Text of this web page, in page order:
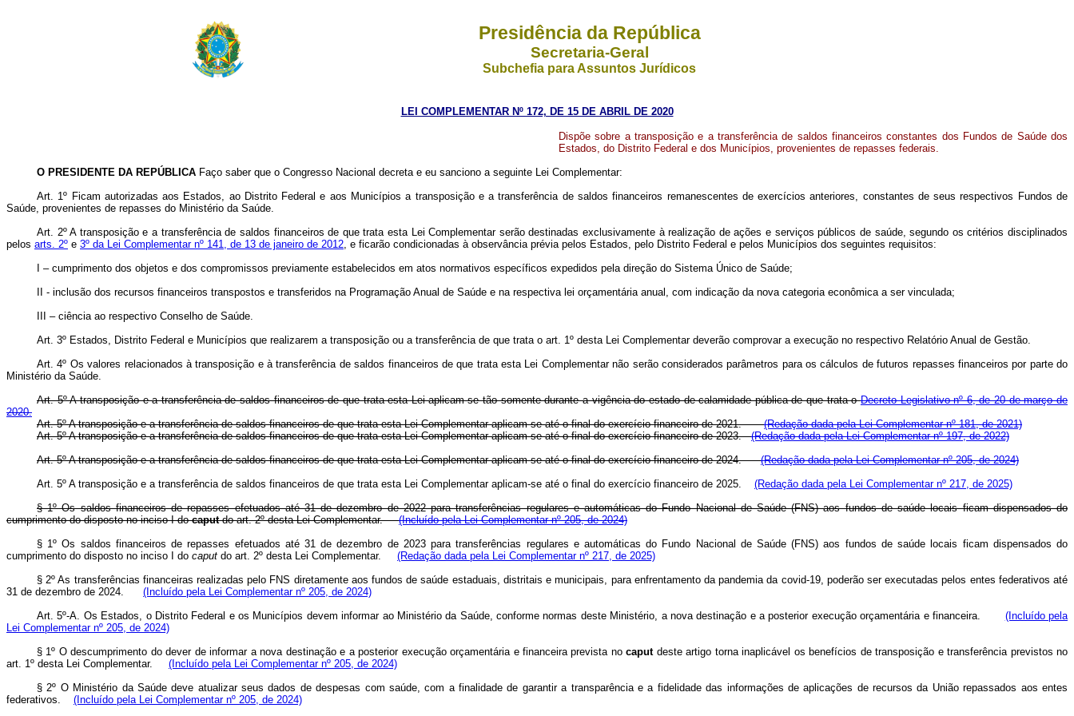
Presidência da República
Secretaria-Geral
Subchefia para Assuntos Jurídicos
LEI COMPLEMENTAR Nº 172, DE 15 DE ABRIL DE 2020
Dispõe sobre a transposição e a transferência de saldos financeiros constantes dos Fundos de Saúde dos
Estados, do Distrito Federal e dos Municípios, provenientes de repasses federais.
O PRESIDENTE DA REPÚBLICA Faço saber que o Congresso Nacional decreta e eu sanciono a seguinte Lei Complementar:
Art. 1º Ficam autorizadas aos Estados, ao Distrito Federal e aos Municípios a transposição e a transferência de saldos financeiros remanescentes de exercícios anteriores, constantes de seus respectivos Fundos de
Saúde, provenientes de repasses do Ministério da Saúde.
Art. 2º A transposição e a transferência de saldos financeiros de que trata esta Lei Complementar serão destinadas exclusivamente à realização de ações e serviços públicos de saúde, segundo os critérios disciplinados
pelos arts. 2º e 3º da Lei Complementar nº 141, de 13 de janeiro de 2012, e ficarão condicionadas à observância prévia pelos Estados, pelo Distrito Federal e pelos Municípios dos seguintes requisitos:
I – cumprimento dos objetos e dos compromissos previamente estabelecidos em atos normativos específicos expedidos pela direção do Sistema Único de Saúde;
II - inclusão dos recursos financeiros transpostos e transferidos na Programação Anual de Saúde e na respectiva lei orçamentária anual, com indicação da nova categoria econômica a ser vinculada;
III – ciência ao respectivo Conselho de Saúde.
Art. 3º Estados, Distrito Federal e Municípios que realizarem a transposição ou a transferência de que trata o art. 1º desta Lei Complementar deverão comprovar a execução no respectivo Relatório Anual de Gestão.
Art. 4º Os valores relacionados à transposição e à transferência de saldos financeiros de que trata esta Lei Complementar não serão considerados parâmetros para os cálculos de futuros repasses financeiros por parte do
Ministério da Saúde.
Art. 5º A transposição e a transferência de saldos financeiros de que trata esta Lei aplicam-se tão somente durante a vigência do estado de calamidade pública de que trata oDecreto Legislativo nº 6, de 20 de março de
2020.
Art. 5º A transposição e a transferência de saldos financeiros de que trata esta Lei Complementar aplicam-se até o final do exercício financeiro de 2021.(Redação dada pela Lei Complementar nº 181, de 2021)
Art. 5º A transposição e a transferência de saldos financeiros de que trataesta Lei Complementar aplicam-se até o final do exercício financeiro de 2023.(Redação dada pela Lei Complementar nº 197, de 2022)
Art. 5º A transposição e a transferência de saldos financeiros de que trata esta Lei Complementar aplicam-se até o final do exercício financeiro de 2024.(Redação dada pela Lei Complementar nº 205, de 2024)
Art. 5º A transposição e a transferência de saldos financeiros de que trata esta Lei Complementar aplicam-se até o final do exercício financeiro de 2025. (Redação dada pela Lei Complementar nº 217, de 2025)
§ 1º Os saldos financeiros de repasses efetuados até 31 de dezembro de 2022 para transferências regulares e automáticas do Fundo Nacional de Saúde (FNS) aos fundos de saúde locais ficam dispensados do
cumprimento do disposto no inciso I docaputdo art. 2º desta Lei Complementar.(Incluído pela Lei Complementar nº 205, de 2024)
§ 1º Os saldos financeiros de repasses efetuados até 31 de dezembro de 2023 para transferências regulares e automáticas do Fundo Nacional de Saúde (FNS) aos fundos de saúde locais ficam dispensados do
cumprimento do disposto no inciso I do caput do art. 2º desta Lei Complementar.
(Redação dada pela Lei Complementar nº 217, de 2025)
§ 2º As transferências financeiras realizadas pelo FNS diretamente aos fundos de saúde estaduais, distritais e municipais, para enfrentamento da pandemia da covid-19, poderão ser executadas pelos entes federativos até
31 de dezembro de 2024. (Incluído pela Lei Complementar nº 205, de 2024)
Art. 5º-A. Os Estados, o Distrito Federal e os Municípios devem informar ao Ministério da Saúde, conforme normas deste Ministério, a nova destinação e a posterior execução orçamentária e financeira. (Incluído pela
Lei Complementar nº 205, de 2024)
§ 1º O descumprimento do dever de informar a nova destinação e a posterior execução orçamentária e financeira prevista nocaputdeste artigo torna inaplicável os benefícios de transposição e transferência previstos no
art. 1º desta Lei Complementar. (Incluído pela Lei Complementar nº 205, de 2024)
§ 2º O Ministério da Saúde deve atualizar seus dados de despesas com saúde, com a finalidade de garantir a transparência e a fidelidade das informações de aplicações de recursos da União repassados aos entes
federativos. (Incluído pela Lei Complementar nº 205, de 2024)